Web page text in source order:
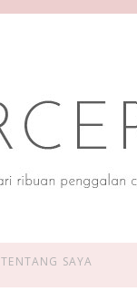
TENTANG SAYA